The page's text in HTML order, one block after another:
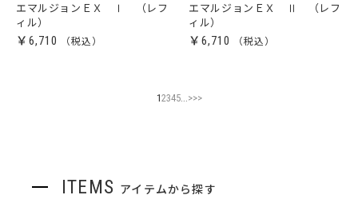
エマルジョンＥＸ Ⅰ （レフ
ィル）
￥6,710
エマルジョンＥＸ Ⅱ （レフ
ィル）
￥6,710
12345... >>>
ITEMS アイテムから探す